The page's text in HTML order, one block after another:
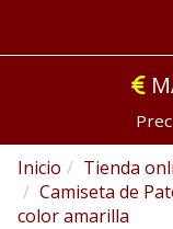
Inicio Tienda
Camiseta de
color amarilla